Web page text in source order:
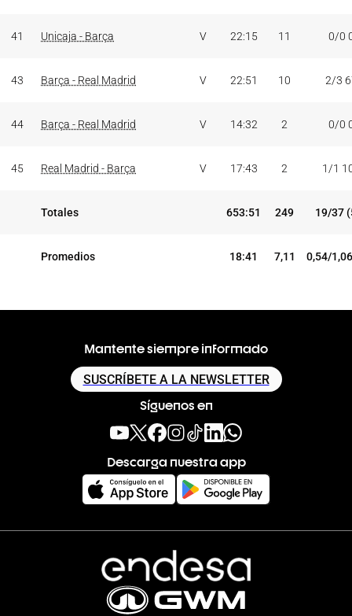
41 Unicaja - Barça V 22:15 11 0/0
43 Barça - Real Madrid V 22:51 10 2/3
44 Barça - Real Madrid V 14:32 2 0/0
45 Real Madrid - Barça V 17:43 2 1/1
Totales 653:51 249 19/37
Promedios 18:41 7,11 0,54/
Mantente siempre informado
SUSCRÍBETE A LA NEWSLETTER
Síguenos en
Descarga nuestra app